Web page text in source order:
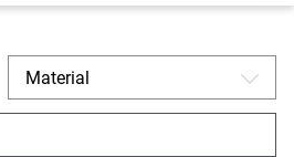
Material A